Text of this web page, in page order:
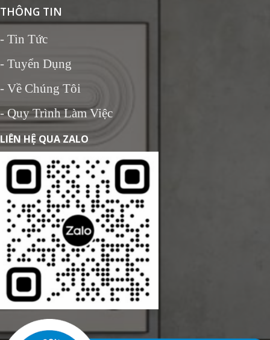
THÔNG TIN
- Tin Tức
- Tuyển Dụng
- Về Chúng Tôi
- Quy Trình Làm Việc
LIÊN HỆ QUA ZALO